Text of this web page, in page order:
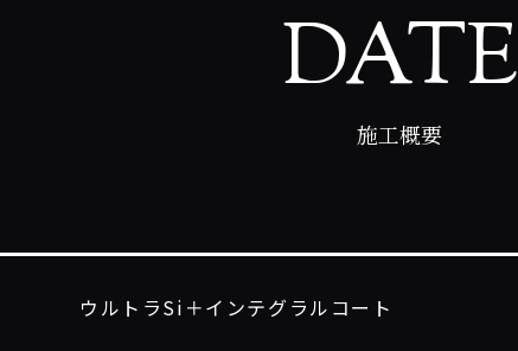
DATE
施工概要
ウルトラSi＋インテグラルコート